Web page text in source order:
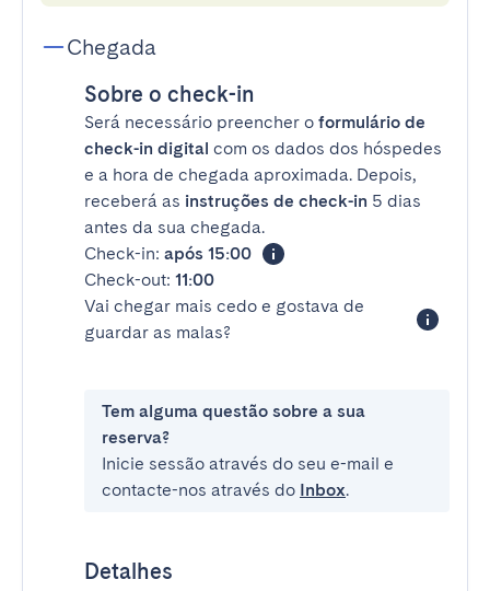
Chegada
Sobre o check-in
Será necessário preencher o formulário de
check-in digital com os dados dos hóspedes
e a hora de chegada aproximada. Depois,
receberá as instruções de check-in 5 dias
antes da sua chegada.
Check-in: após 15:00
Check-out: 11:00
Vai chegar mais cedo e gostava de
guardar as malas?
Tem alguma questão sobre a sua
reserva?
Inicie sessão através do seu e-mail e
contacte-nos através do Inbox.
Detalhes